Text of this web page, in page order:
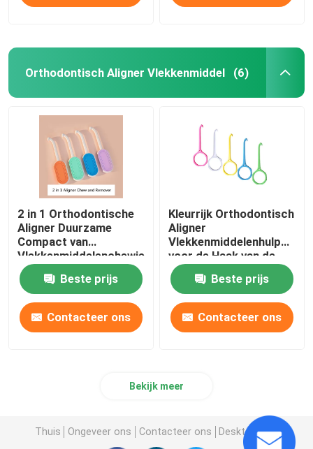
Orthodontisch Aligner Vlekkenmiddel (6)
2 in 1 Orthodontische
Aligner Duurzame
Compact van
Vlekkenmiddelenchewies
met Siliconemateriaal
Beste prijs
Contacteer ons
Kleurrijk Orthodontisch
Aligner
voor de Haak van de
Steunentrekker
Beste prijs
Contacteer ons
Bekijk meer
Thuis Ongeveer ons Contacteer ons Desktop Site